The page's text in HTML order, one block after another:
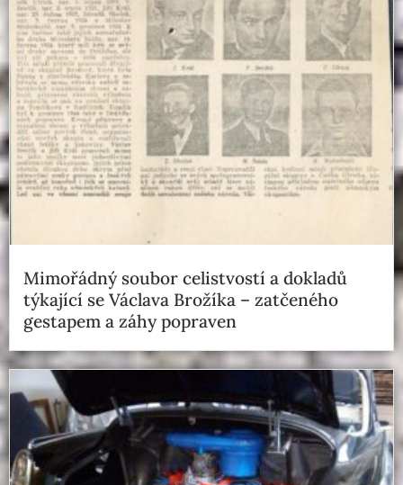
Mimořádný soubor celistvostí a dokladů
týkající se Václava Brožíka – zatčeného
gestapem a záhy popraven